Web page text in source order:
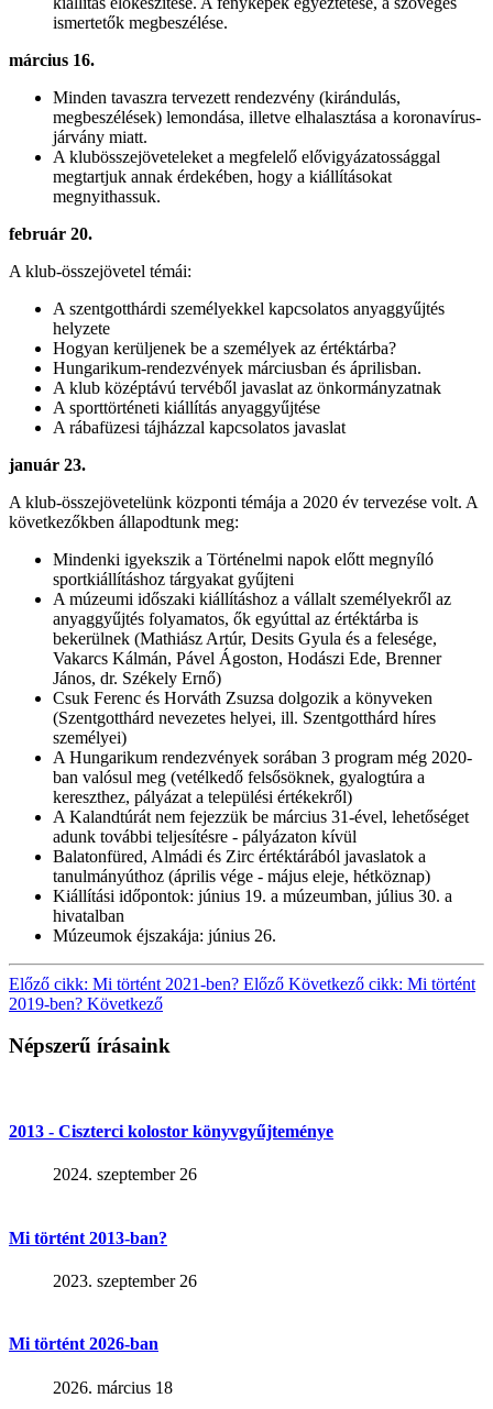
ismertetők megbeszélése.
március 16.
Minden tavaszra tervezett rendezvény (kirándulás,
megbeszélések) lemondása, illetve elhalasztása a koronavírus-
járvány miatt.
A klubösszejöveteleket a megfelelő elővigyázatossággal
megtartjuk annak érdekében, hogy a kiállításokat
megnyithassuk.
február 20.
A klub-összejövetel témái:
A szentgotthárdi személyekkel kapcsolatos anyaggyűjtés
helyzete
Hogyan kerüljenek be a személyek az értéktárba?
Hungarikum-rendezvények márciusban és áprilisban.
A klub középtávú tervéből javaslat az önkormányzatnak
A sporttörténeti kiállítás anyaggyűjtése
A rábafüzesi tájházzal kapcsolatos javaslat
január 23.
A klub-összejövetelünk központi témája a 2020 év tervezése volt. A
következőkben állapodtunk meg:
Mindenki igyekszik a Történelmi napok előtt megnyíló
sportkiállításhoz tárgyakat gyűjteni
A múzeumi időszaki kiállításhoz a vállalt személyekről az
anyaggyűjtés folyamatos, ők egyúttal az értéktárba is
bekerülnek (Mathiász Artúr, Desits Gyula és a felesége,
Vakarcs Kálmán, Pável Ágoston, Hodászi Ede, Brenner
János, dr. Székely Ernő)
Csuk Ferenc és Horváth Zsuzsa dolgozik a könyveken
(Szentgotthárd nevezetes helyei, ill. Szentgotthárd híres
személyei)
A Hungarikum rendezvények sorában 3 program még 2020-
ban valósul meg (vetélkedő felsősöknek, gyalogtúra a
kereszthez, pályázat a települési értékekről)
A Kalandtúrát nem fejezzük be március 31-ével, lehetőséget
adunk további teljesítésre - pályázaton kívül
Balatonfüred, Almádi és Zirc értéktárából javaslatok a
tanulmányúthoz (április vége - május eleje, hétköznap)
Kiállítási időpontok: június 19. a múzeumban, július 30. a
hivatalban
Múzeumok éjszakája: június 26.
Előző cikk: Mi történt 2021-ben? Előző Következő cikk: Mi történt
2019-ben? Következő
Népszerű írásaink
2013 - Ciszterci kolostor könyvgyűjteménye
2024. szeptember 26
Mi történt 2013-ban?
2023. szeptember 26
Mi történt 2026-ban
2026. március 18